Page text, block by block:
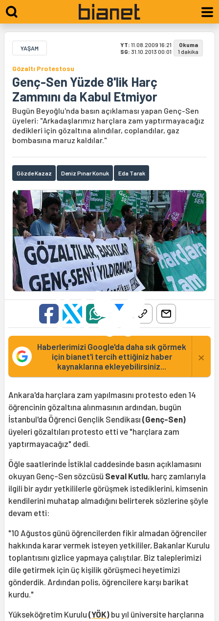
YAŞAM YT: 11.08.2009 16:21
SG: 31.10.2013 00:01
Okuma
1 dakika
Gözaltı Protestosu
Genç-Sen Yüzde 8'lik Harç
Zammını da Kabul Etmiyor
Bugün Beyoğlu'nda basın açıklaması yapan Genç-Sen
üyeleri: "Arkadaşlarımız harçlara zam yaptırmayacağız
dedikleri için gözaltına alındılar, coplandılar, gaz
bombasına maruz kaldılar."
Gözde Kazaz Deniz Pınar Konuk Eda Tarak
Haberlerimizi Google'da daha sık görmek
için bianet'i tercih ettiğiniz haber
kaynaklarına ekleyebilirsiniz...
×
Ankara'da harçlara zam yapılmasını protesto eden 14
öğrencinin gözaltına alınmasının ardından, bugün
İstanbul'da Öğrenci Gençlik Sendikası (Genç-Sen)
üyeleri gözaltıları protesto etti ve "harçlara zam
yaptırmayacağız" dedi.
Öğle saatlerinde İstiklal caddesinde basın açıklamasını
okuyan Genç-Sen sözcüsü Seval Kutlu, harç zamlarıyla
ilgili bir aydır yetkililerle görüşmek istediklerini, kimsenin
kendilerini muhatap almadığını belirterek sözlerine şöyle
devam etti:
"10 Ağustos günü öğrencilerden fikir almadan öğrenciler
hakkında karar vermek isteyen yetkililer, Bakanlar Kurulu
toplantısını gizlice yapmaya çalıştılar. Biz taleplerimizi
dile getirmek için üç kişilik görüşmeci heyetimizi
gönderdik. Ardından polis, öğrencilere karşı barikat
kurdu."
Yükseköğretim Kurulu (YÖK) bu yıl üniversite harçlarına